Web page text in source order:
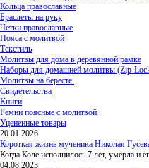
Кольца православные
Браслеты на руку
Четки православные
Пояса с молитвой
Текстиль
Молитвы для дома в деревянной рамке
Наборы для домашней молитвы (Zip-
Молитвы на бересте.
Свидетельства
Книги
Ремни поясные с молитвой
Уцененные товары
20.01.2026
Короткая жизнь мученика Николая
Когда Коле исполнилось 7 лет, умерла и
04.08.2023